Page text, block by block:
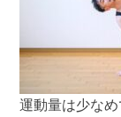
運動量は少な